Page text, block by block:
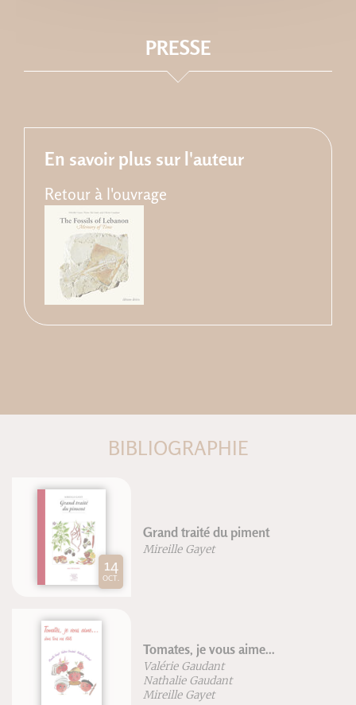
PRESSE
En savoir plus sur l'auteur
Retour à l'ouvrage
BIBLIOGRAPHIE
Grand traité des herbes
aromatiques
Grand traité des fleurs
comestibles
Mireille Gayet